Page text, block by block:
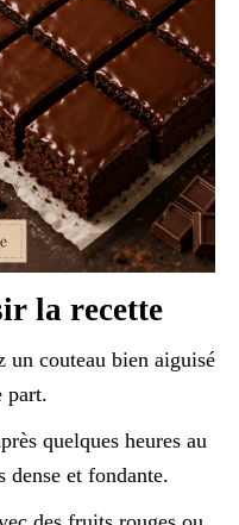
la recette
un couteau bien aiguisé
part.
quelques heures au
dense et fondante.